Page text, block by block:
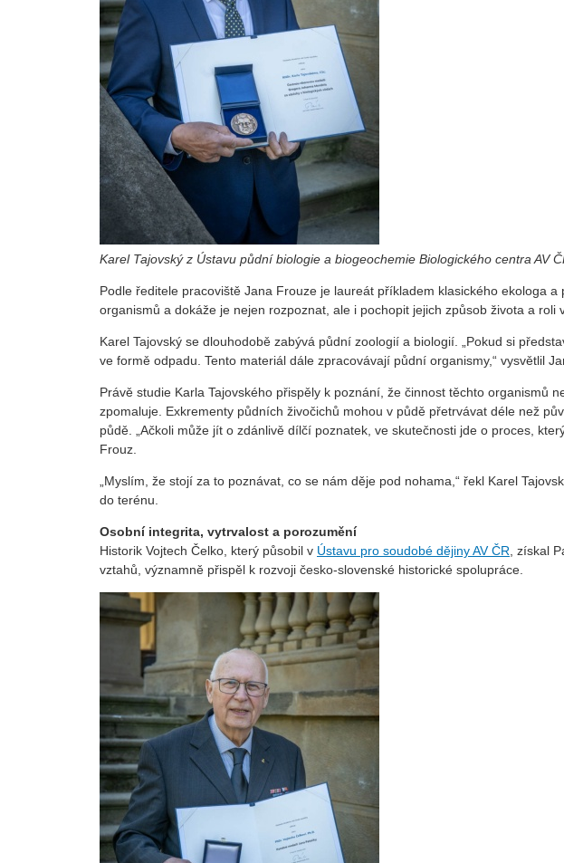
Karel Tajovský z Ústavu půdní biologie a biogeochemie Biologického centra AV
Podle ředitele pracoviště Jana Frouze je laureát příkladem klasického ekologa
organismů a dokáže je nejen rozpoznat, ale i pochopit jejich způsob života a
Karel Tajovský se dlouhodobě zabývá půdní zoologií a biologií. „Pokud si
ve formě odpadu. Tento materiál dále zpracovávají půdní organismy,“ vysvětlil
Právě studie Karla Tajovského přispěly k poznání, že činnost těchto
zpomaluje. Exkrementy půdních živočichů mohou v půdě přetrvávat déle než
půdě. „Ačkoli může jít o zdánlivě dílčí poznatek, ve skutečnosti jde o proces,
Frouz.
„Myslím, že stojí za to poznávat, co se nám děje pod nohama,“ řekl Karel
do terénu.
Osobní integrita, vytrvalost a porozumění
Historik Vojtech Čelko, který působil v Ústavu pro soudobé dějiny AV ČR, získal
vztahů, významně přispěl k rozvoji česko-slovenské historické spolupráce.